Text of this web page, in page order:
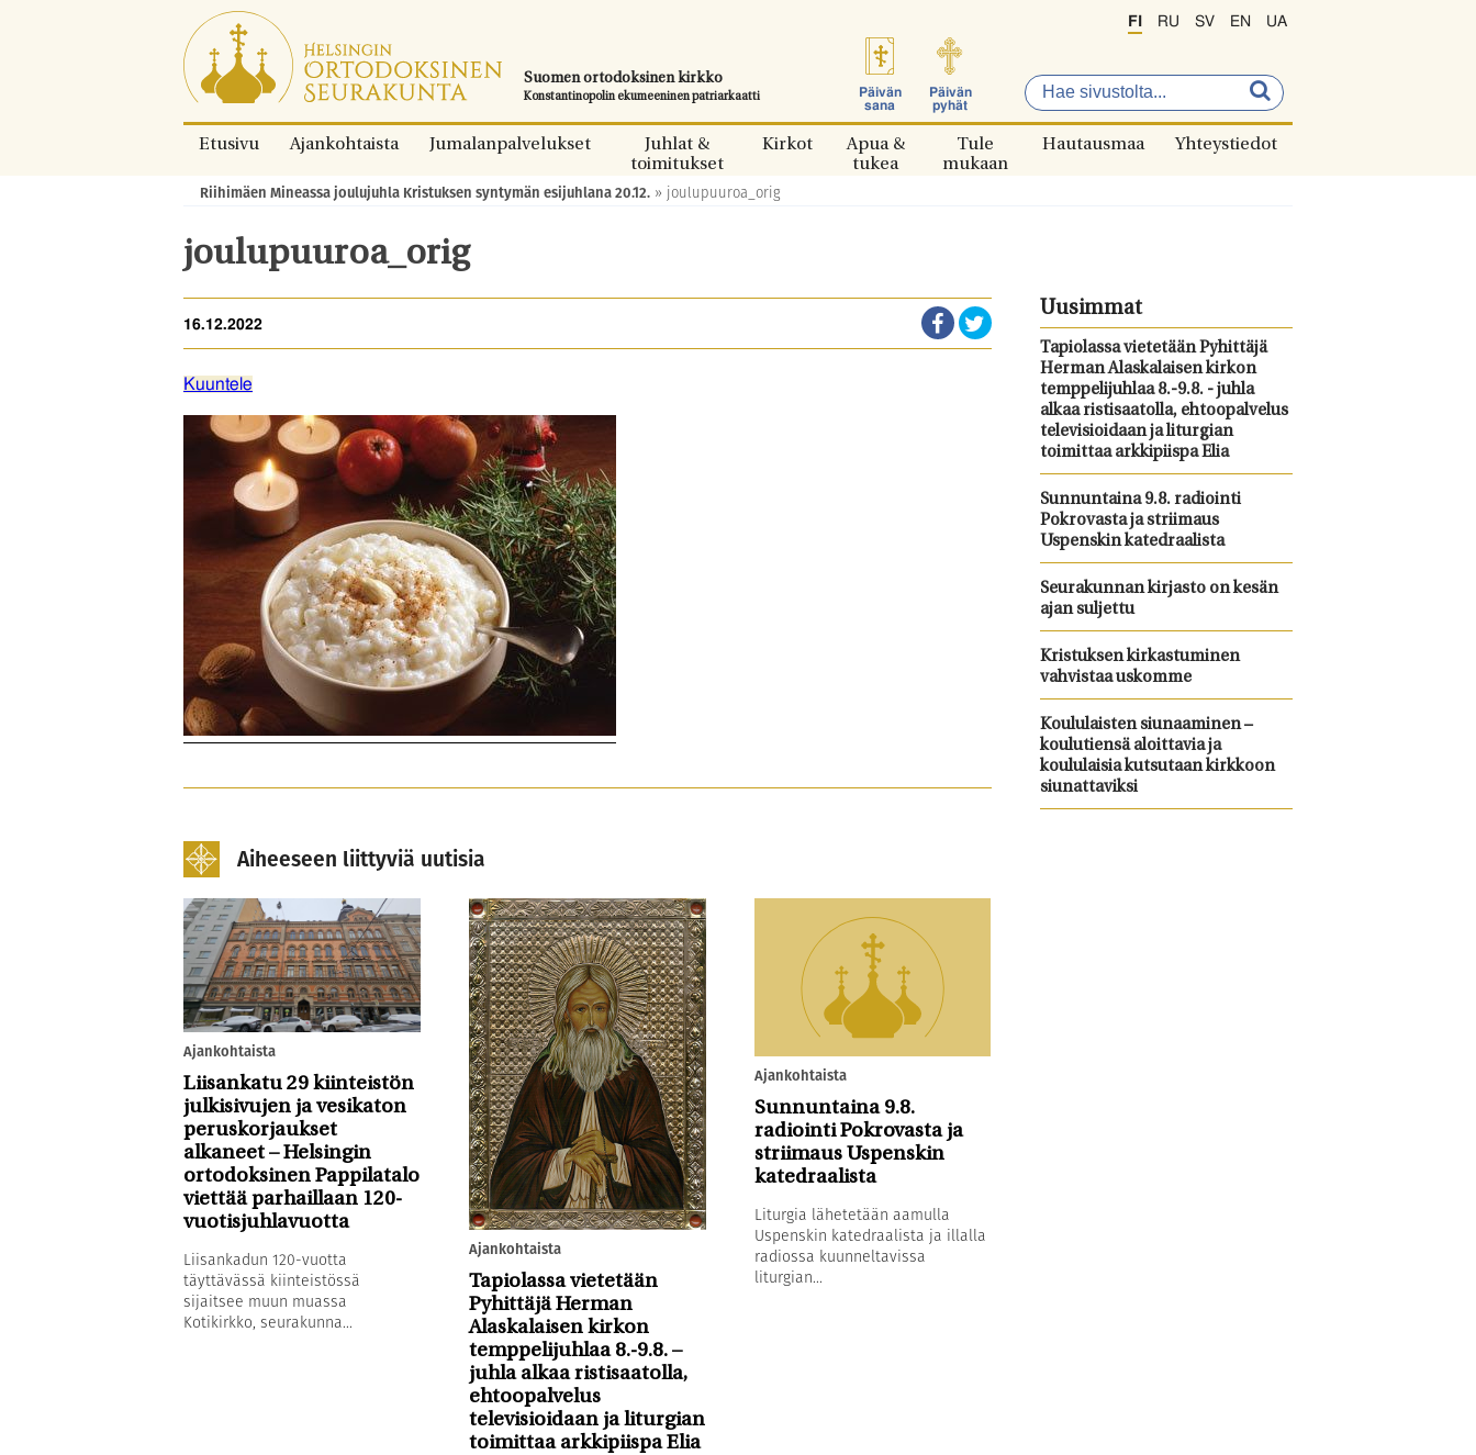
Siirry
suoraan
sisältöön.
Suomen ortodoksinen kirkko
Konstantinopolin ekumeeninen patriarkaatti
Päivän
sana
Päivän
pyhät
FI RU SV EN UA
Etusivu Ajankohtaista Jumalanpalvelukset
Juhlat &
toimitukset
Kirkot
Apua &
tukea
Tule
mukaan
Hautausmaa Yhteystiedot
Murupolku:
Riihimäen Mineassa joulujuhla Kristuksen syntymän esijuhlana 20.12. » joulupuuroa_orig
joulupuuroa_orig
16.12.2022
Kuuntele
Aiheeseen liittyviä uutisia
Ajankohtaista
Liisankatu 29 kiinteistön
julkisivujen ja vesikaton
peruskorjaukset
alkaneet – Helsingin
ortodoksinen Pappilatalo
viettää parhaillaan 120-
vuotisjuhlavuotta
Liisankadun 120-vuotta
täyttävässä kiinteistössä
sijaitsee muun muassa
Kotikirkko, seurakunna...
Ajankohtaista
Tapiolassa vietetään
Pyhittäjä Herman
Alaskalaisen kirkon
temppelijuhlaa 8.-9.8. –
juhla alkaa ristisaatolla,
ehtoopalvelus
televisioidaan ja liturgian
toimittaa arkkipiispa Elia
Ajankohtaista
Sunnuntaina 9.8.
radiointi Pokrovasta ja
striimaus Uspenskin
katedraalista
Liturgia lähetetään aamulla
Uspenskin katedraalista ja illalla
radiossa kuunneltavissa
liturgian...
Uusimmat
Tapiolassa vietetään Pyhittäjä
Herman Alaskalaisen kirkon
temppelijuhlaa 8.-9.8. - juhla
alkaa ristisaatolla, ehtoopalvelus
televisioidaan ja liturgian
toimittaa arkkipiispa Elia
Sunnuntaina 9.8. radiointi
Pokrovasta ja striimaus
Uspenskin katedraalista
Seurakunnan kirjasto on kesän
ajan suljettu
Kristuksen kirkastuminen
vahvistaa uskomme
Koululaisten siunaaminen –
koulutiensä aloittavia ja
koululaisia kutsutaan kirkkoon
siunattaviksi